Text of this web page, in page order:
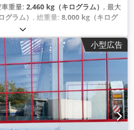
重量: 2,460 kg（キログラム） , 最大
ラム） , 総重量: 8,000 kg（キログ
, 初回登録:
他, タイヤサイズ:235/75 R 17,5, ホ
その他, 変速方式:その他 , フロント
17,5, 後輪タイヤサイズ:235/75 R
クラス:なし , 装備:
圧縮空気ブレー
小型広告